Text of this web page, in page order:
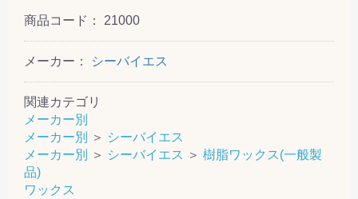
商品コード： 21000
メーカー： シーバイエス
関連カテゴリ
メーカー別
メーカー別
＞ シーバイエス
メーカー別
＞ シーバイエス ＞ 樹脂ワックス(一般製
品)
ワックス